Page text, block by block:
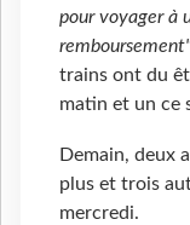
pour voyager à
trains ont du
matin et un ce
Demain, deux
plus et trois
mercredi.